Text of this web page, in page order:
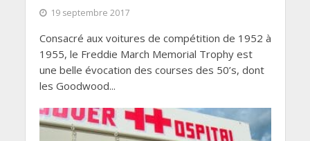
19 septembre 2017
Consacré aux voitures de compétition de 1952 à
1955, le Freddie March Memorial Trophy est
une belle évocation des courses des 50’s, dont
les Goodwood...